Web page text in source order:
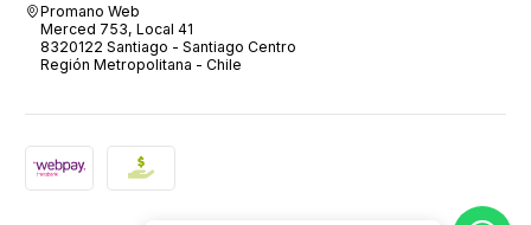
Promano Web
Merced 753, Local 41
8320122 Santiago - Santiago Centro
Región Metropolitana - Chile